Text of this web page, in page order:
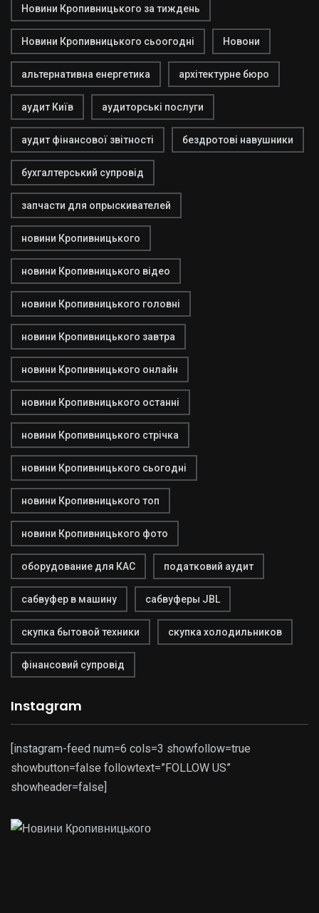
Новини Кропивницького за тиждень
Новини Кропивницького сьоогодні Новони
альтернативна енергетика архітектурне бюро
аудит Київ аудиторські послуги
аудит фінансової звітності бездротові навушники
бухгалтерський супровід
запчасти для опрыскивателей
новини Кропивницького
новини Кропивницького відео
новини Кропивницького головні
новини Кропивницького завтра
новини Кропивницького онлайн
новини Кропивницького останні
новини Кропивницького стрічка
новини Кропивницького сьогодні
новини Кропивницького топ
новини Кропивницького фото
оборудование для КАС податковий аудит
сабвуфер в машину сабвуферы JBL
скупка бытовой техники скупка холодильников
фінансовий супровід
Instagram
[instagram-feed num=6 cols=3 showfollow=true
showbutton=false followtext=”FOLLOW US”
showheader=false]